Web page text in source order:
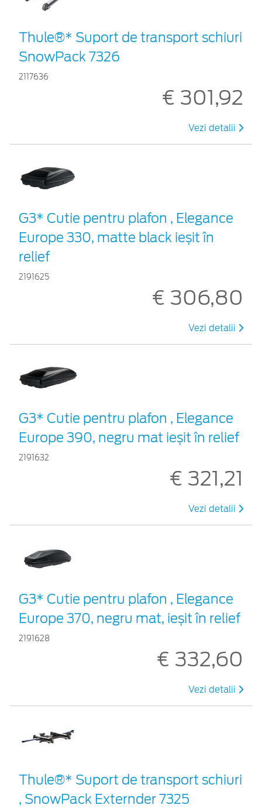
Thule®* Suport de transport schiuri
SnowPack 7326
2117636
€ 301,92
Vezi detalii
G3* Cutie pentru plafon , Elegance
Europe 330, matte black ieșit în
relief
2191625
€ 306,80
Vezi detalii
G3* Cutie pentru plafon , Elegance
Europe 390, negru mat ieșit în relief
2191632
€ 321,21
Vezi detalii
G3* Cutie pentru plafon , Elegance
Europe 370, negru mat, ieșit în relief
2191628
€ 332,60
Vezi detalii
Thule®* Suport de transport schiuri
, SnowPack Externder 7325